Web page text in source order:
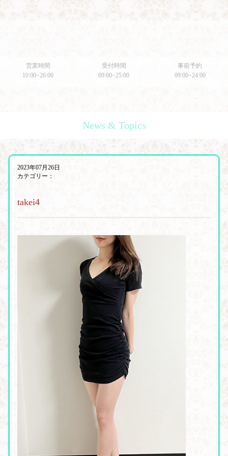
営業時間
10:00~26:00
受付時間
09:00~25:00
事前予約
09:00~24:00
News & Topics
2023年07月26日
カテゴリー：
takei4